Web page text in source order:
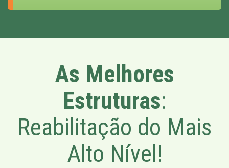
As Melhores
Estruturas:
Reabilitação do Mais
Alto Nível!